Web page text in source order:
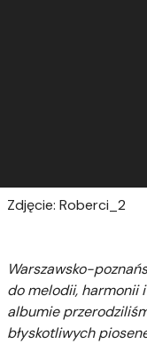
Zdjęcie: Roberci_2
Warszawsko-
do melodii, harmonii
albumie
błyskotliwych